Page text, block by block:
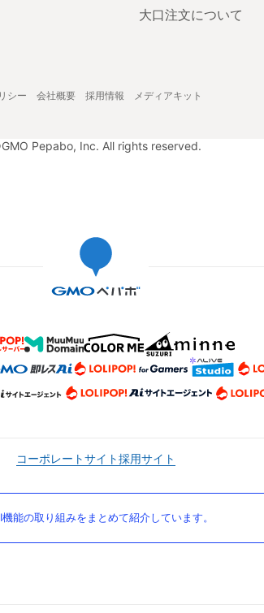
大口注文について
シー 会社概要 採用情報 メディアキット
Pepabo, Inc. All rights reserved.
コーポレートサイト採用サイト
能の取り組みをまとめて紹介しています。